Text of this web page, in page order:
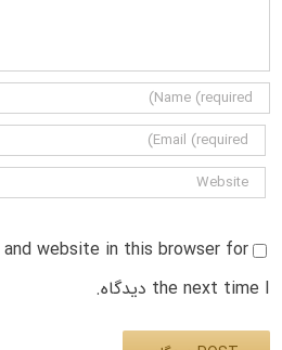
and website in this browser for
the next time I دیدگاه.